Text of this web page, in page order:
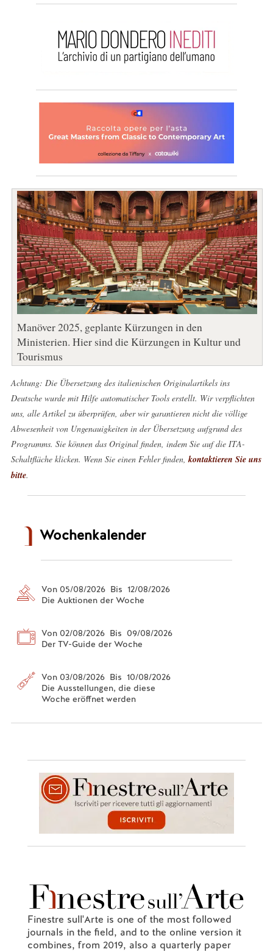
Manöver 2025, geplante Kürzungen in den
Ministerien. Hier sind die Kürzungen in Kultur und
Tourismus
Achtung: Die Übersetzung des italienischen Originalartikels ins
Deutsche wurde mit Hilfe automatischer Tools erstellt. Wir verpflichten
uns, alle Artikel zu überprüfen, aber wir garantieren nicht die völlige
Abwesenheit von Ungenauigkeiten in der Übersetzung aufgrund des
Programms. Sie können das Original finden, indem Sie auf die ITA-
Schaltfläche klicken. Wenn Sie einen Fehler finden, kontaktieren Sie uns
bitte.
Wochenkalender
Von 05/08/2026 Bis 12/08/2026
Die Auktionen der Woche
Von 02/08/2026 Bis 09/08/2026
Der TV-Guide der Woche
Von 03/08/2026 Bis 10/08/2026
Die Ausstellungen, die diese
Woche eröffnet werden
Finestre sull'Arte is one of the most followed
journals in the field, and to the online version it
combines, from 2019, also a quarterly paper